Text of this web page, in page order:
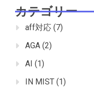
カテゴリー
aff対応 (7)
AGA (2)
AI (1)
IN MIST (1)